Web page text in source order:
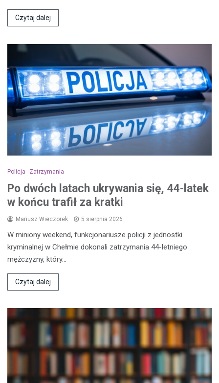
Czytaj dalej
Policja Zatrzymania
Po dwóch latach ukrywania się, 44-latek
w końcu trafił za kratki
Mariusz Wieczorek 5 sierpnia 2026
W miniony weekend, funkcjonariusze policji z jednostki
kryminalnej w Chełmie dokonali zatrzymania 44-letniego
mężczyzny, który…
Czytaj dalej